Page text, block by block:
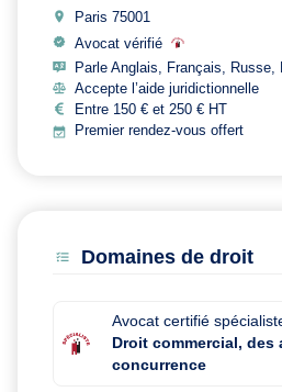
Paris 75001
Avocat vérifié
Parle Anglais, Français, Russe,
Accepte l’aide juridictionnelle
Entre 150 € et 250 € HT
Premier rendez-vous offert
Domaines de droit
Avocat certifié
Droit commercial, des
concurrence